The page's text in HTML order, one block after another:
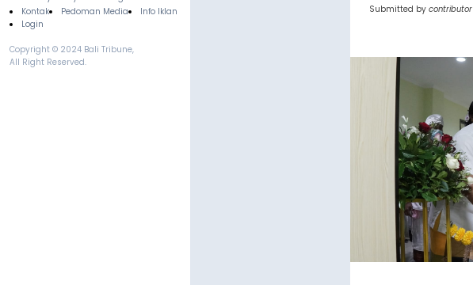
Footer
Kontak
Pedoman Media
Info Iklan
Login
Copyright © 2024 Bali Tribune,
All Right Reserved.
Submitted by contributor